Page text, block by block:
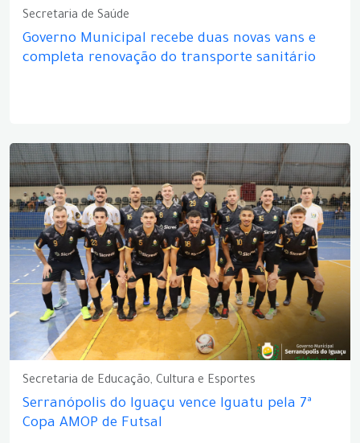
Secretaria de Saúde
Governo Municipal recebe duas novas vans e
completa renovação do transporte sanitário
Secretaria de Educação, Cultura e Esportes
Serranópolis do Iguaçu vence Iguatu pela 7ª
Copa AMOP de Futsal